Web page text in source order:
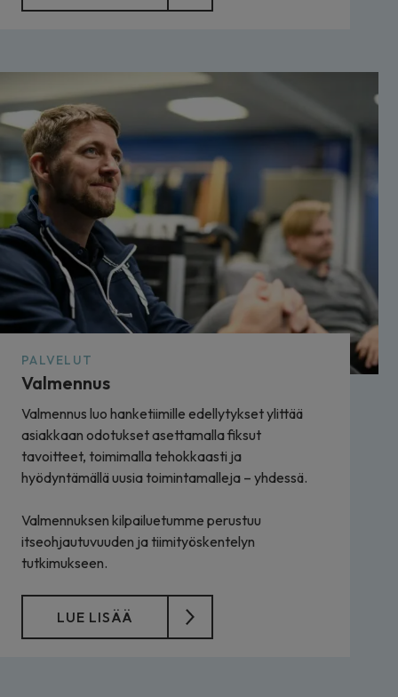
PALVELUT
Valmennus
Valmennus luo hanketiimille edellytykset ylittää
asiakkaan odotukset asettamalla fiksut
tavoitteet, toimimalla tehokkaasti ja
hyödyntämällä uusia toimintamalleja – yhdessä.
Valmennuksen kilpailuetumme perustuu
itseohjautuvuuden ja tiimityöskentelyn
tutkimukseen.
LUE LISÄÄ